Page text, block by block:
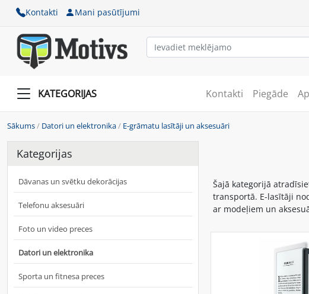
Kontakti Mani pasūtījumi
KATEGORIJAS Kontakti Piegāde
Sākums/ Datori un elektronika/ E-grāmatu lasītāji un aksesuāri
Kategorijas
Dāvanas un svētku dekorācijas
Telefonu aksesuāri
Foto un video preces
Datori un elektronika
Sporta un fitnesa preces
Šajā kategorijā
transportā. E-lasītāji
ar modeļiem un